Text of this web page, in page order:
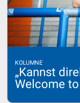
KOLUMNE
„Kannst
Welcome